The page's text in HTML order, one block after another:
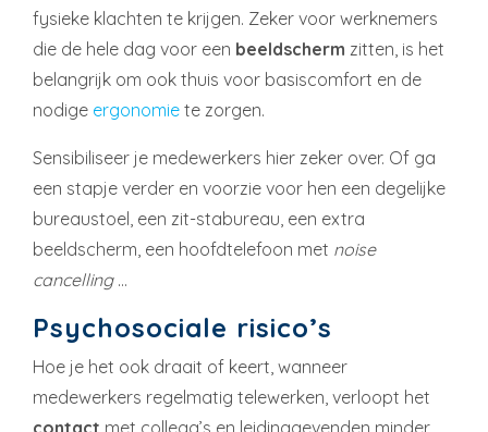
fysieke klachten te krijgen. Zeker voor werknemers
die de hele dag voor een beeldscherm zitten, is het
belangrijk om ook thuis voor basiscomfort en de
nodige ergonomie te zorgen.
Sensibiliseer je medewerkers hier zeker over. Of ga
een stapje verder en voorzie voor hen een degelijke
bureaustoel, een zit-stabureau, een extra
beeldscherm, een hoofdtelefoon met noise
cancelling…
Psychosociale risico’s
Hoe je het ook draait of keert, wanneer
medewerkers regelmatig telewerken, verloopt het
contact met collega’s en leidinggevenden minder